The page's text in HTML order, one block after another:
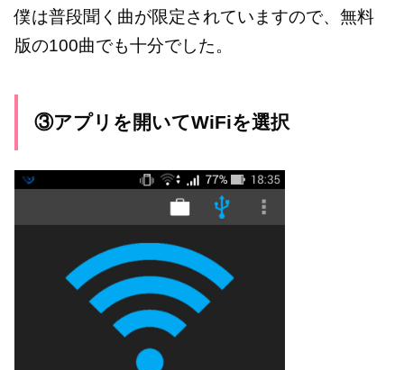
僕は普段聞く曲が限定されていますので、無料
版の100曲でも十分でした。
③アプリを開いてWiFiを選択